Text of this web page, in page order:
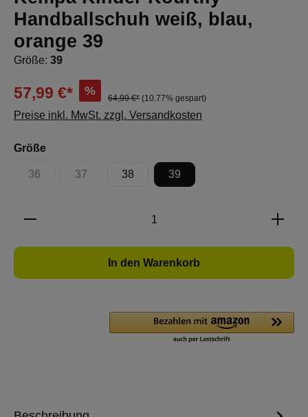
Handballschuh weiß, blau,
orange 39
Größe: 39
57,99 €* %
64,99 €* (10.77% gespart)
Preise inkl. MwSt. zzgl. Versandkosten
Größeauswählen
36
(Diese Option ist zurzeit nicht verfügbar.)
37
(Diese Option ist zurzeit nicht verfügbar.)
38 39
Produkt Anzahl: Gib den gewünschten
In den Warenkorb